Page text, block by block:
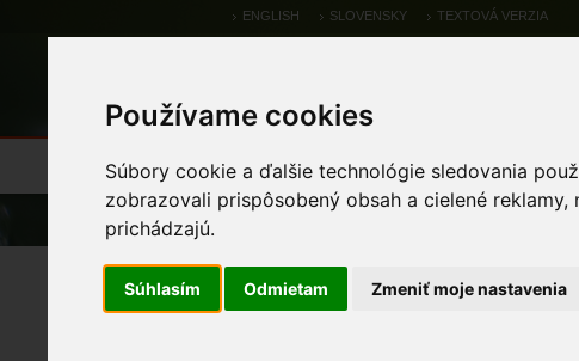
Používame cookies
Súbory cookie a ďalšie technológie sledovania
zobrazovali prispôsobený obsah a cielené
prichádzajú.
Súhlasím Odmietam Zmeniť moje nastavenia
ENGLISH SLOVENSKY TEXTOVÁ VERZIA
Výsledky monitoringu Pozorovania a
Prihlásenie